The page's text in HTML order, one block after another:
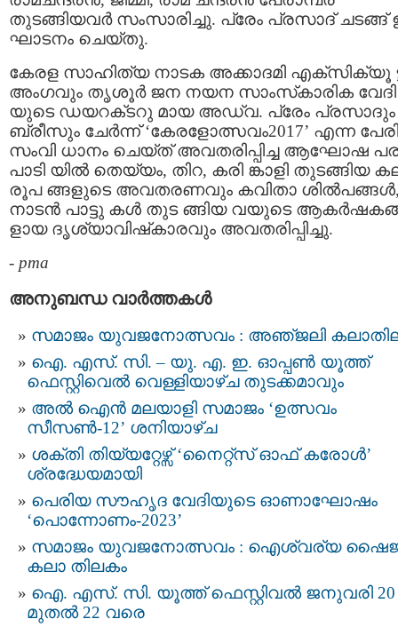
തുടങ്ങിയവർ സംസാരിച്ചു. ​പ്രേം പ്രസാദ് ചടങ്ങ്​
ഘാടനം ചെയ്​തു.
കേരള സാഹിത്യ നാടക അക്കാദമി എക്​സിക്യൂ
അംഗവും തൃശൂർ ജന നയന സാംസ്​കാരിക വേദി
യുടെ ഡയറക്​ടറു മായ അഡ്വ. പ്രേം പ്രസാദും
ബ്രീസും ചേര്‍ന്ന് ‘കേരളോത്സവം2017’ എന്ന
സംവി ധാനം ചെയ്ത് അവതരിപ്പിച്ച ആഘോഷ
പാടി യില്‍ തെയ്യം, തിറ, കരി ങ്കാളി തുടങ്ങിയ
രൂപ ങ്ങളു​ടെ അവതരണവും കവിതാ
നാടൻ പാട്ടു കൾ തുട ങ്ങിയ വയുടെ
ളായ ദൃശ്യാവിഷ്​കാരവും അവതരിപ്പിച്ചു.
- pma
അനുബന്ധ വാര്‍ത്തകള്‍
സമാജം യുവജനോത്സവം : അഞ്‌ജലി
ഐ. എസ്. സി. – യു. എ. ഇ. ഓപ്പണ്‍ യൂത്ത്
ഫെസ്റ്റിവെൽ വെള്ളിയാഴ്ച തുടക്കമാവും
അൽ ഐൻ മലയാളി സമാജം ‘ഉത്സവം
സീസൺ-12’ ശനിയാഴ്ച
ശക്തി തിയ്യറ്റേഴ്സ് ‘നൈറ്റ്സ് ഓഫ് കരോൾ’
ശ്രദ്ധേയമായി
പെരിയ സൗഹൃദ വേദിയുടെ ഓണാഘോഷം
‘പൊന്നോണം-2023’
സമാജം യുവജനോത്സവം : ഐശ്വര്യ
കലാ തിലകം
ഐ. എസ്. സി. യൂത്ത് ഫെസ്റ്റിവല്‍ ജനുവരി 20
മുതല്‍ 22 വരെ